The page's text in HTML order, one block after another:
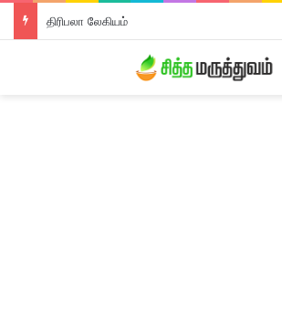
திரிபலா லேகியம்